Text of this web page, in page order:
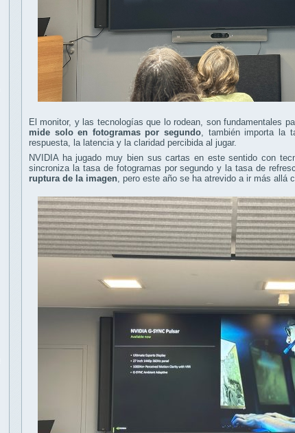
El monitor, y las tecnologías que lo rodean, son fundamentales
mide solo en fotogramas por segundo, también importa la
respuesta, la latencia y la claridad percibida al jugar.
NVIDIA ha jugado muy bien sus cartas en este sentido con
sincroniza la tasa de fotogramas por segundo y la tasa de
ruptura de la imagen , pero este año se ha atrevido a ir más allá